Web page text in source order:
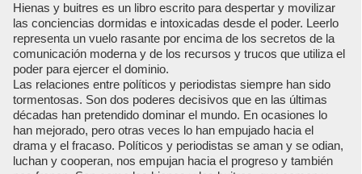
Hienas y buitres es un libro escrito para despertar y movilizar
las conciencias dormidas e intoxicadas desde el poder. Leerlo
representa un vuelo rasante por encima de los secretos de la
comunicación moderna y de los recursos y trucos que utiliza el
poder para ejercer el dominio.
Las relaciones entre políticos y periodistas siempre han sido
tormentosas. Son dos poderes decisivos que en las últimas
décadas han pretendido dominar el mundo. En ocasiones lo
han mejorado, pero otras veces lo han empujado hacia el
drama y el fracaso. Políticos y periodistas se aman y se odian,
luchan y cooperan, nos empujan hacia el progreso y también